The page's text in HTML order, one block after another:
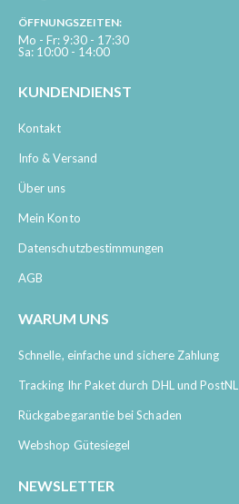
ÖFFNUNGSZEITEN:
Mo - Fr: 9:30 - 17:30
Sa: 10:00 - 14:00
KUNDENDIENST
Kontakt
Info & Versand
Über uns
Mein Konto
Datenschutzbestimmungen
AGB
WARUM UNS
Schnelle, einfache und sichere Zahlung
Tracking Ihr Paket durch DHL und PostNL
Rückgabegarantie bei Schaden
Webshop Gütesiegel
NEWSLETTER